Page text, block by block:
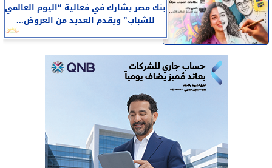
بنك مصر يشارك في فعالية “اليوم العالمي
للشباب” ويقدم العديد من العروض...